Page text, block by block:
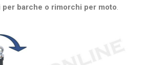
barche o rimorchi per moto.